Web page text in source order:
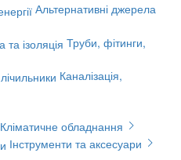
Альтернативні джерела
Труби, фітинги,
Каналізація,
Кліматичне обладнання
Інструменти та аксесуари